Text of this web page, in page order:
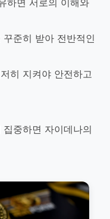
하면 서로의 이해와
준히 받아 전반적인
히 지켜야 안전하고
중하면 자이데나의